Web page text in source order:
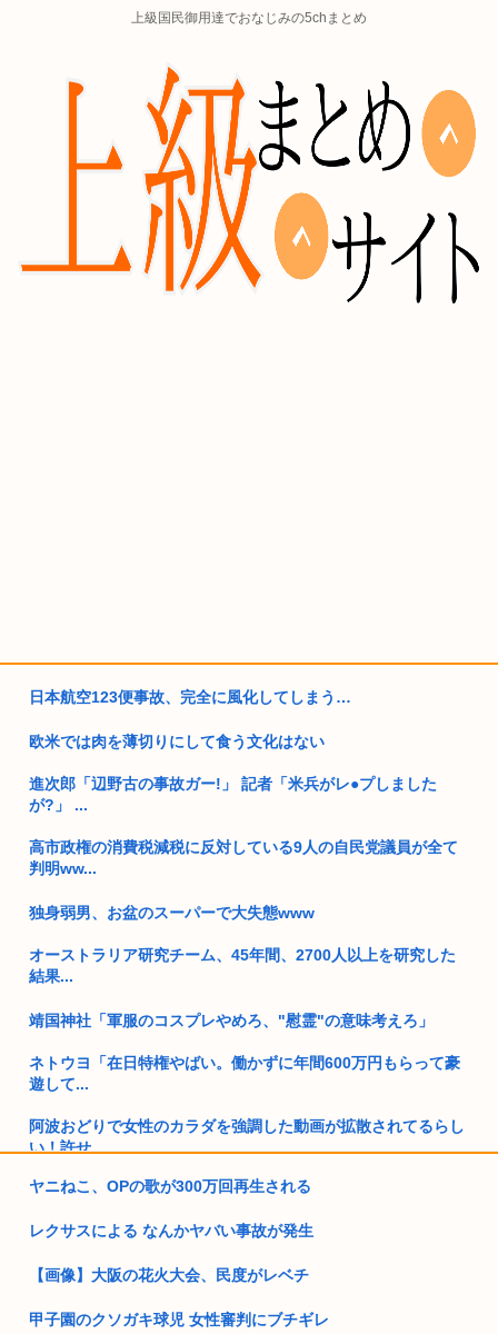
上級国民御用達でおなじみの5chまとめ
日本航空123便事故、完全に風化してしまう…
欧米では肉を薄切りにして食う文化はない
進次郎「辺野古の事故ガー!」 記者「米兵がレ●プしました
が?」 ...
高市政権の消費税減税に反対している9人の自民党議員が全て
判明ww...
独身弱男、お盆のスーパーで大失態www
オーストラリア研究チーム、45年間、2700人以上を研究した
結果...
靖国神社「軍服のコスプレやめろ、"慰霊"の意味考えろ」
ネトウヨ「在日特権やばい。働かずに年間600万円もらって豪
遊して...
阿波おどりで女性のカラダを強調した動画が拡散されてるらし
い！許せ...
日本人「失われた30年ヤバいだろ…貧乏になりすぎ…もう愛国
掛けた...
ヤニねこ、OPの歌が300万回再生される
レクサスによる なんかヤバい事故が発生
【画像】大阪の花火大会、民度がレベチ
甲子園のクソガキ球児 女性審判にブチギレ